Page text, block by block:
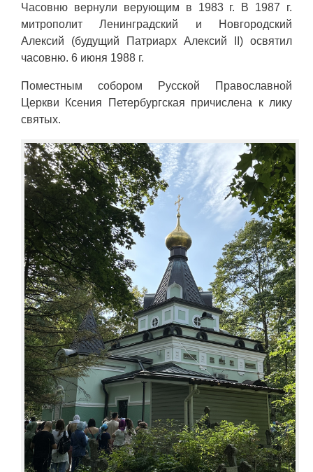
Часовню вернули верующим в 1983 г. В 1987 г.
митрополит Ленинградский и Новгородский
Алексий (будущий Патриарх Алексий II) освятил
часовню. 6 июня 1988 г.
Поместным собором Русской Православной
Церкви Ксения Петербургская причислена к лику
святых.